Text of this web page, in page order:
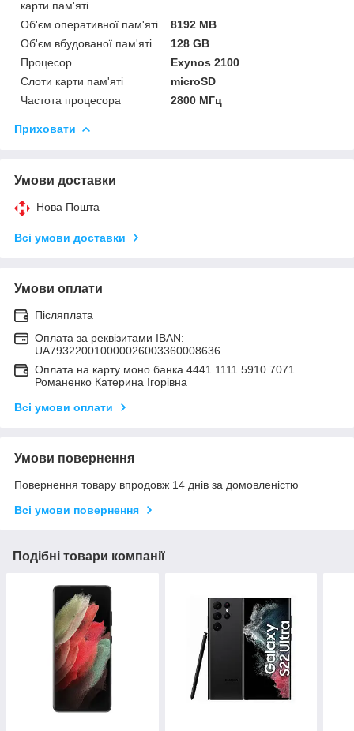
карти пам'яті
Об'єм оперативної пам'яті
8192 MB
Об'єм вбудованої пам'яті
128 GB
Процесор
Exynos 2100
Слоти карти пам'яті
microSD
Частота процесора
2800 МГц
Приховати
Умови доставки
Нова Пошта
Всі умови доставки
Умови оплати
Післяплата
Оплата за реквізитами IBAN:
UA793220010000026003360008636
Оплата на карту моно банка 4441 1111 5910 7071
Романенко Катерина Ігорівна
Всі умови оплати
Умови повернення
Повернення товару впродовж 14 днів за домовленістю
Всі умови повернення
Подібні товари компанії